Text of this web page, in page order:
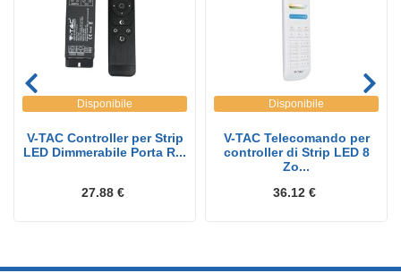
Disponibile
V-TAC Controller per Strip
LED Dimmerabile Porta R...
27.88 €
Disponibile
V-TAC Telecomando per
controller di Strip LED 8
Zo...
36.12 €